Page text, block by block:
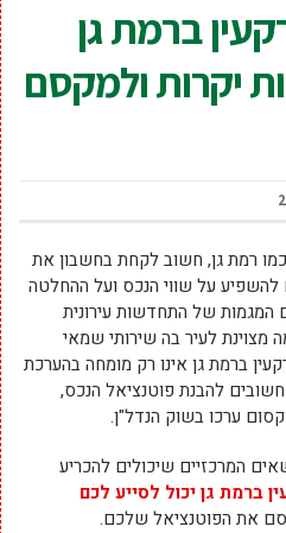
ברמת גן
יקרות ולמקסם
רמת גן, חשוב לקחת בחשבון את
על שווי הנכס ועל ההחלטה
המגמות של התחדשות עירונית
מצוינת לעיר בה שירותי שמאי
ברמת גן אינו רק מומחה בהערכת
להבנת פוטנציאל הנכס,
ערכו בשוק הנדל"ן.
המרכזיים שיכולים להכריע
ברמת גן יכול לסייע לכם
את הפוטנציאל שלכם.